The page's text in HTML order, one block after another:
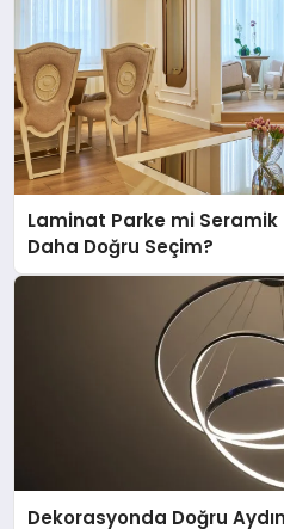
Laminat Parke mi Seramik
Daha Doğru Seçim?
Dekorasyonda Doğru